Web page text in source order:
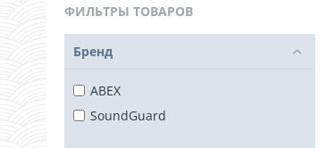
ФИЛЬТРЫ ТОВАРОВ
Бренд
ABEX
SoundGuard